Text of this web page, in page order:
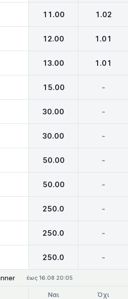
11.00 1.02
12.00 1.01
13.00 1.01
15.00 -
30.00 -
30.00 -
50.00 -
50.00 -
250.0 -
250.0 -
250.0 -
έως 16.08 20:05
Ναι Όχι